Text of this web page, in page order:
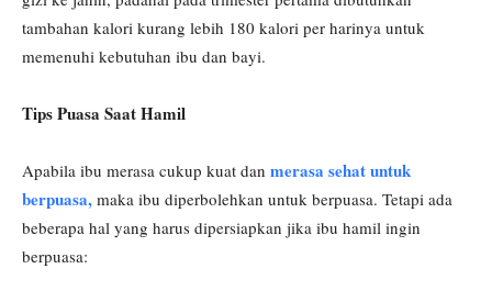
tambahan kalori kurang lebih 180 kalori per harinya untuk
memenuhi kebutuhan ibu dan bayi.
Tips Puasa Saat Hamil
Apabila ibu merasa cukup kuat dan merasa sehat untuk
berpuasa, maka ibu diperbolehkan untuk berpuasa. Tetapi ada
beberapa hal yang harus dipersiapkan jika ibu hamil ingin
berpuasa: